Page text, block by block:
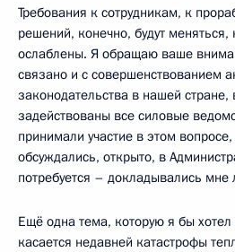
Требования к сотрудникам, к
решений, конечно, будут
ослаблены. Я обращаю ваше
связано и с совершенствованием
законодательства в нашей стране,
задействованы все силовые
принимали участие в этом
обсуждались, открыто, в
потребуется – докладывались мне
Ещё одна тема, которую я бы хотел
касается недавней катастрофы